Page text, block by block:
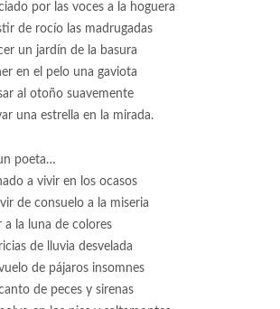
por las voces a la hoguera
de rocío las madrugadas
un jardín de la basura
en el pelo una gaviota
al otoño suavemente
una estrella en la mirada.
poeta…
a vivir en los ocasos
de consuelo a la miseria
a la luna de colores
de lluvia desvelada
de pájaros insomnes
de peces y sirenas